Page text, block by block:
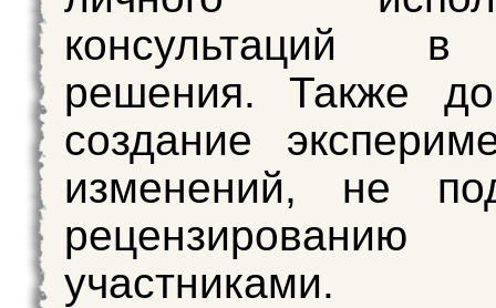
консультаций
решения. Также
создание
изменений, не
рецензированию
участниками.